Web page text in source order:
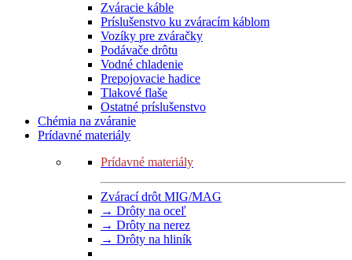
Zváracie káble
Príslušenstvo ku zváracím káblom
Vozíky pre zváračky
Podávače drôtu
Vodné chladenie
Prepojovacie hadice
Tlakové flaše
Ostatné príslušenstvo
Chémia na zváranie
Prídavné materiály
Prídavné materiály
Zvárací drôt MIG/MAG
→ Drôty na oceľ
→ Drôty na nerez
→ Drôty na hliník